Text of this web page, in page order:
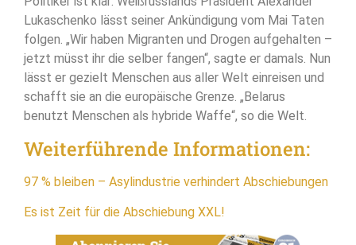
Lukaschenko lässt seiner Ankündigung vom Mai Taten
folgen. „Wir haben Migranten und Drogen aufgehalten –
jetzt müsst ihr die selber fangen“, sagte er damals. Nun
lässt er gezielt Menschen aus aller Welt einreisen und
schafft sie an die europäische Grenze. „Belarus
benutzt Menschen als hybride Waffe“, so die Welt.
Weiterführende Informationen:
97 % bleiben – Asylindustrie verhindert Abschiebungen
Es ist Zeit für die Abschiebung XXL!